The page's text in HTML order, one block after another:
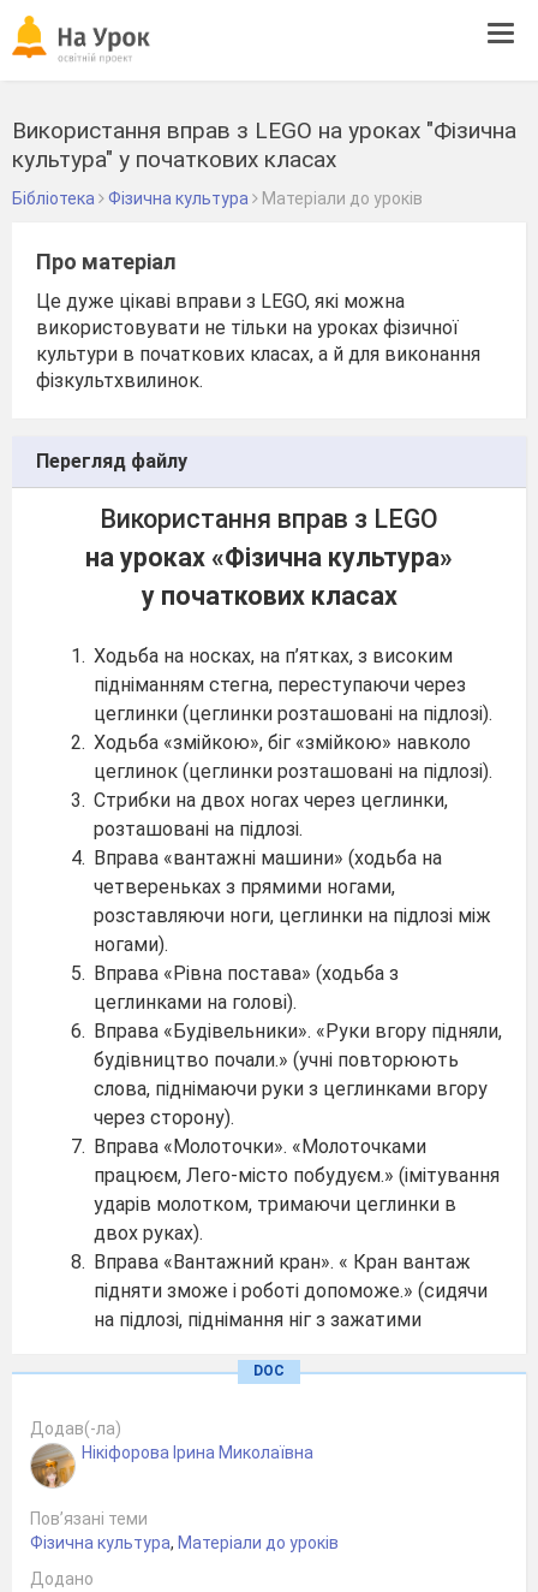
Використання вправ з LEGO на уроках "Фізична
культура" у початкових класах
Бібліотека Фізична культура Матеріали до уроків
Про матеріал
Це дуже цікаві вправи з LEGO, які можна
використовувати не тільки на уроках фізичної
культури в початкових класах, а й для виконання
фізкультхвилинок.
Перегляд файлу
Використання вправ з LEGO
на уроках «Фізична культура»
у початкових класах
Ходьба на носках, на п’ятках, з високим
підніманням стегна, переступаючи через
цеглинки (цеглинки розташовані на підлозі).
Ходьба «змійкою», біг «змійкою» навколо
цеглинок (цеглинки розташовані на підлозі).
Стрибки на двох ногах через цеглинки,
розташовані на підлозі.
Вправа «вантажні машини» (ходьба на
четвереньках з прямими ногами,
розставляючи ноги, цеглинки на підлозі між
ногами).
Вправа «Рівна постава» (ходьба з
цеглинками на голові).
Вправа «Будівельники». «Руки вгору підняли,
будівництво почали.» (учні повторюють
слова, піднімаючи руки з цеглинками вгору
через сторону).
Вправа «Молоточки». «Молоточками
працюєм, Лего-місто побудуєм.» (імітування
ударів молотком, тримаючи цеглинки в
двох руках).
Вправа «Вантажний кран». « Кран вантаж
підняти зможе і роботі допоможе.» (сидячи
на підлозі, піднімання ніг з зажатими
Вправа «Будування стін». «А тепер зведемо
підлозі, ноги нарізно, руки з цеглинками за
головою, нахил тулуба вперед,
розведення рук в сторону).
Вправа «Вставляння в будинок дверей та
DOC
Додав(-ла)
Нікіфорова Ірина Миколаївна
Пов’язані теми
Фізична культура, Матеріали до уроків
Додано